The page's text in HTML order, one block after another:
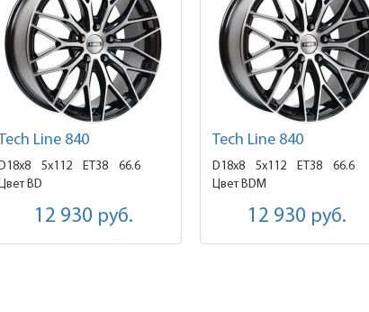
Line 840
5x112 ET38
66.6
BD
12 930 руб.
Tech Line 840
D18x8 5x112 ET38
66.6
Цвет BDM
12 930 руб.